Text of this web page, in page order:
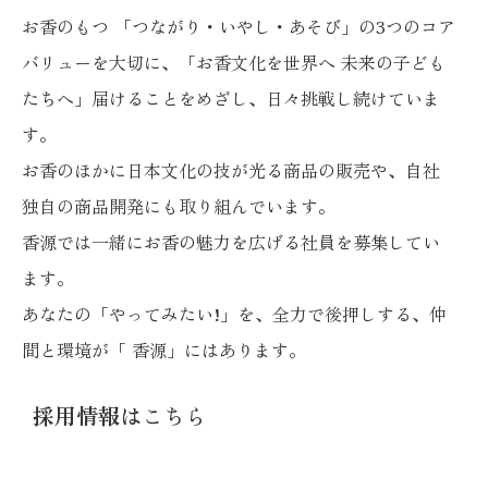
お香のもつ 「つながり・いやし・あそび」の3つのコア
バリューを大切に、「お香文化を世界へ 未来の子ども
たちへ」届けることをめざし、日々挑戦し続けていま
す。
お香のほかに日本文化の技が光る商品の販売や、自社
独自の商品開発にも取り組んでいます。
香源では一緒にお香の魅力を広げる社員を募集してい
ます。
あなたの「やってみたい!」を、全力で後押しする、仲
間と環境が「 香源」にはあります。
採用情報はこちら